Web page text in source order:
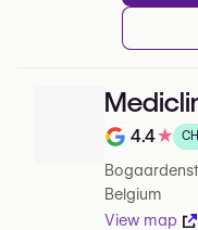
Note de
4.4★
Belgium
View map